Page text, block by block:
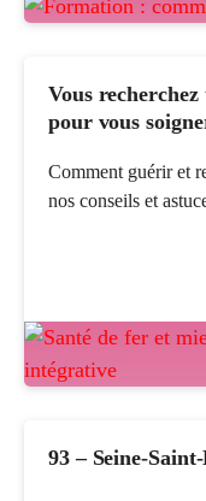
Vous
pour vous
Comment guérir et
nos conseils et
93 – Seine-